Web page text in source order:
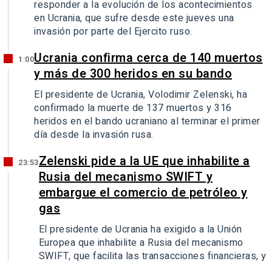
responder a la evolución de los acontecimientos
en Ucrania, que sufre desde este jueves una
invasión por parte del Ejercito ruso.
1:00Ucrania confirma cerca de 140 muertos
y más de 300 heridos en su bando
El presidente de Ucrania, Volodimir Zelenski, ha
confirmado la muerte de 137 muertos y 316
heridos en el bando ucraniano al terminar el primer
día desde la invasión rusa.
23:53Zelenski pide a la UE que inhabilite a
Rusia del mecanismo SWIFT y
embargue el comercio de petróleo y
gas
El presidente de Ucrania ha exigido a la Unión
Europea que inhabilite a Rusia del mecanismo
SWIFT, que facilita las transacciones financieras, y